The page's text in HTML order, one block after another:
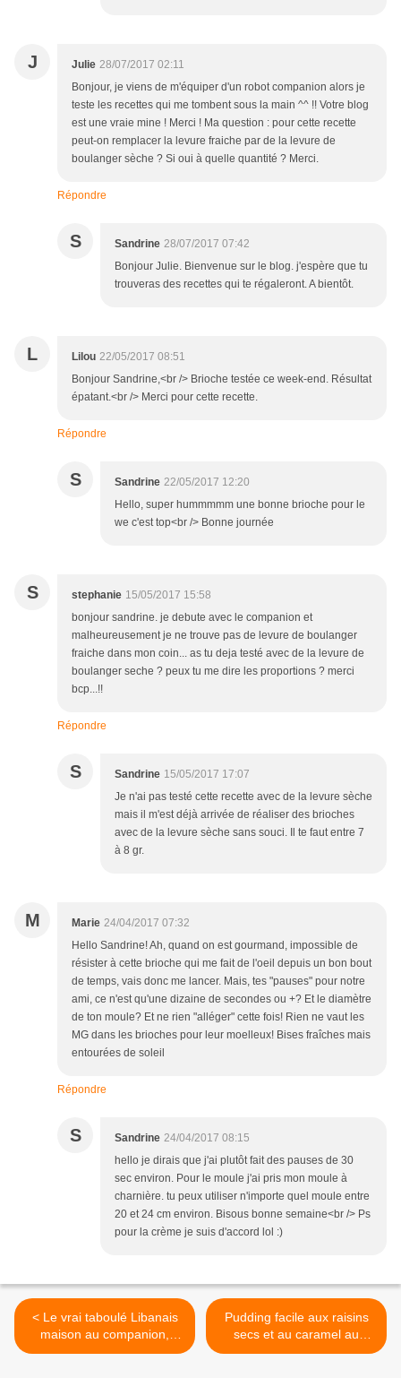
J Julie 28/07/2017 02:11
Bonjour, je viens de m'équiper d'un robot companion alors je
teste les recettes qui me tombent sous la main ^^ !! Votre blog
est une vraie mine ! Merci ! Ma question : pour cette recette
peut-on remplacer la levure fraiche par de la levure de
boulanger sèche ? Si oui à quelle quantité ? Merci.
Répondre
S Sandrine 28/07/2017 07:42
Bonjour Julie. Bienvenue sur le blog. j'espère que tu
trouveras des recettes qui te régaleront. A bientôt.
L Lilou 22/05/2017 08:51
Bonjour Sandrine,<br /> Brioche testée ce week-end. Résultat
épatant.<br /> Merci pour cette recette.
Répondre
S Sandrine 22/05/2017 12:20
Hello, super hummmmm une bonne brioche pour le
we c'est top<br /> Bonne journée
S stephanie 15/05/2017 15:58
bonjour sandrine. je debute avec le companion et
malheureusement je ne trouve pas de levure de boulanger
fraiche dans mon coin... as tu deja testé avec de la levure de
boulanger seche ? peux tu me dire les proportions ? merci
bcp...!!
Répondre
S Sandrine 15/05/2017 17:07
Je n'ai pas testé cette recette avec de la levure sèche
mais il m'est déjà arrivée de réaliser des brioches
avec de la levure sèche sans souci. Il te faut entre 7
à 8 gr.
M Marie 24/04/2017 07:32
Hello Sandrine! Ah, quand on est gourmand, impossible de
résister à cette brioche qui me fait de l'oeil depuis un bon bout
de temps, vais donc me lancer. Mais, tes "pauses" pour notre
ami, ce n'est qu'une dizaine de secondes ou +? Et le diamètre
de ton moule? Et ne rien "alléger" cette fois! Rien ne vaut les
MG dans les brioches pour leur moelleux! Bises fraîches mais
entourées de soleil
Répondre
S Sandrine 24/04/2017 08:15
hello je dirais que j'ai plutôt fait des pauses de 30
sec environ. Pour le moule j'ai pris mon moule à
charnière. tu peux utiliser n'importe quel moule entre
20 et 24 cm environ. Bisous bonne semaine<br /> Ps
pour la crème je suis d'accord lol :)
< Le vrai taboulé Libanais
maison au companion,
thermomix ou sans robot
Pudding facile aux raisins
secs et au caramel au
companion, thermomix ou